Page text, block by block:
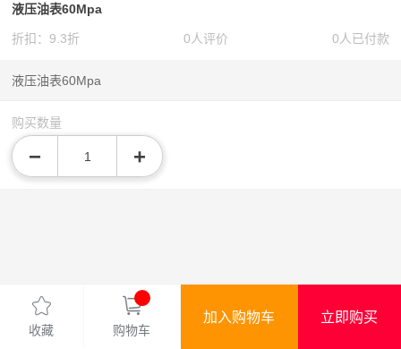
液压油表60Mpa
折扣：9.3折 0人评价 0人已付款
液压油表60Mpa
购买数量
− +
收藏 购物车
加入购物车 立即购买